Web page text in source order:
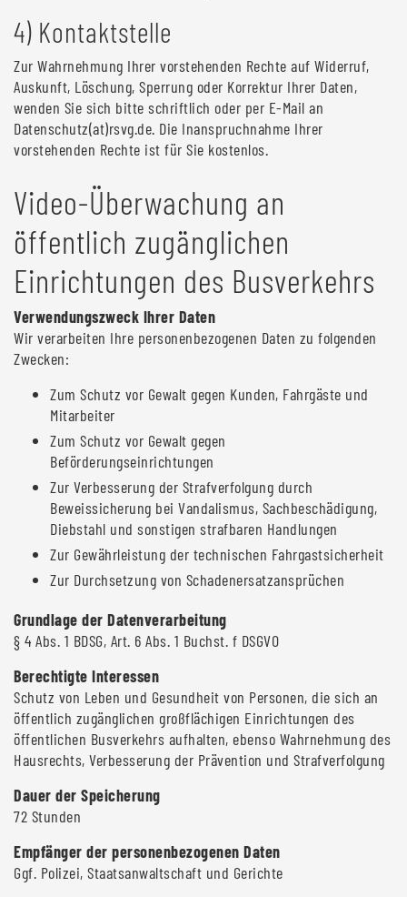
4) Kontaktstelle
Zur Wahrnehmung Ihrer vorstehenden Rechte auf Widerruf,
Auskunft, Löschung, Sperrung oder Korrektur Ihrer Daten,
wenden Sie sich bitte schriftlich oder per E-Mail an
Datenschutz(at)rsvg.de. Die Inanspruchnahme Ihrer
vorstehenden Rechte ist für Sie kostenlos.
Video-Überwachung an
öffentlich zugänglichen
Einrichtungen des Busverkehrs
Verwendungszweck Ihrer Daten
Wir verarbeiten Ihre personenbezogenen Daten zu folgenden
Zwecken:
Zum Schutz vor Gewalt gegen Kunden, Fahrgäste und
Mitarbeiter
Zum Schutz vor Gewalt gegen
Beförderungseinrichtungen
Zur Verbesserung der Strafverfolgung durch
Beweissicherung bei Vandalismus, Sachbeschädigung,
Diebstahl und sonstigen strafbaren Handlungen
Zur Gewährleistung der technischen Fahrgastsicherheit
Zur Durchsetzung von Schadenersatzansprüchen
Grundlage der Datenverarbeitung
§ 4 Abs. 1 BDSG, Art. 6 Abs. 1 Buchst. f DSGVO
Berechtigte Interessen
Schutz von Leben und Gesundheit von Personen, die sich an
öffentlich zugänglichen großflächigen Einrichtungen des
öffentlichen Busverkehrs aufhalten, ebenso Wahrnehmung des
Hausrechts, Verbesserung der Prävention und Strafverfolgung
Dauer der Speicherung
72 Stunden
Empfänger der personenbezogenen Daten
Ggf. Polizei, Staatsanwaltschaft und Gerichte